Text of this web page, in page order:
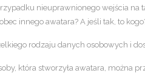
nieuprawnionego wejścia na
innego awatara? A jeśli tak, to
rodzaju danych osobowych i
która stworzyła awatara, można